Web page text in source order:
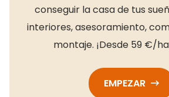
conseguir la casa de tus
interiores, asesoramiento,
montaje. ¡Desde 59 €/
EMPEZAR